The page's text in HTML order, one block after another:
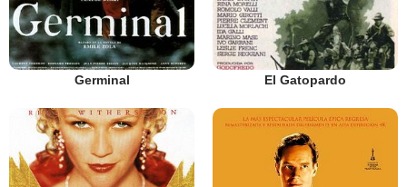
Germinal El Gatopardo